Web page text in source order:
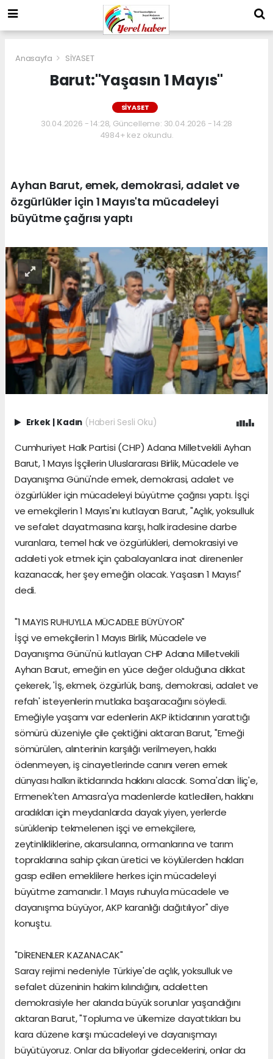
Anasayfa SİYASET
Barut:"Yaşasın 1 Mayıs"
SİYASET
30.04.2026 - 14:28, Güncelleme: 30.04.2026 - 14:28
4984+ kez okundu.
Ayhan Barut, emek, demokrasi, adalet ve
özgürlükler için 1 Mayıs'ta mücadeleyi
büyütme çağrısı yaptı
Erkek Kadın (Haberi Sesli Oku)
Cumhuriyet Halk Partisi (CHP) Adana Milletvekili Ayhan
Barut, 1 Mayıs İşçilerin Uluslararası Birlik, Mücadele ve
Dayanışma Günü'nde emek, demokrasi, adalet ve
özgürlükler için mücadeleyi büyütme çağrısı yaptı. İşçi
ve emekçilerin 1 Mayıs'ını kutlayan Barut, "Açlık, yoksulluk
ve sefalet dayatmasına karşı, halk iradesine darbe
vuranlara, temel hak ve özgürlükleri, demokrasiyi ve
adaleti yok etmek için çabalayanlara inat direnenler
kazanacak, her şey emeğin olacak. Yaşasın 1 Mayıs!"
dedi.
"1 MAYIS RUHUYLLA MÜCADELE BÜYÜYOR"
İşçi ve emekçilerin 1 Mayıs Birlik, Mücadele ve
Dayanışma Günü'nü kutlayan CHP Adana Milletvekili
Ayhan Barut, emeğin en yüce değer olduğuna dikkat
çekerek, 'İş, ekmek, özgürlük, barış, demokrasi, adalet ve
refah' isteyenlerin mutlaka başaracağını söyledi.
Emeğiyle yaşamı var edenlerin AKP iktidarının yarattığı
sömürü düzeniyle çile çektiğini aktaran Barut, "Emeği
sömürülen, alınterinin karşılığı verilmeyen, hakkı
ödenmeyen, iş cinayetlerinde canını veren emek
dünyası halkın iktidarında hakkını alacak. Soma'dan İliç'e,
Ermenek'ten Amasra'ya madenlerde katledilen, hakkını
aradıkları için meydanlarda dayak yiyen, yerlerde
sürüklenip tekmelenen işçi ve emekçilere,
zeytinlikliklerine, akarsularına, ormanlarına ve tarım
topraklarına sahip çıkan üretici ve köylülerden hakları
gasp edilen emeklilere herkes için mücadeleyi
büyütme zamanıdır. 1 Mayıs ruhuyla mücadele ve
dayanışma büyüyor, AKP karanlığı dağıtılıyor" diye
konuştu.
"DİRENENLER KAZANACAK"
Saray rejimi nedeniyle Türkiye'de açlık, yoksulluk ve
sefalet düzeninin hakim kılındığını, adaletten
demokrasiyle her alanda büyük sorunlar yaşandığını
aktaran Barut, "Topluma ve ülkemize dayattıkları bu
kara düzene karşı mücadeleyi ve dayanışmayı
büyütüyoruz. Onlar da biliyorlar gideceklerini, onlar da